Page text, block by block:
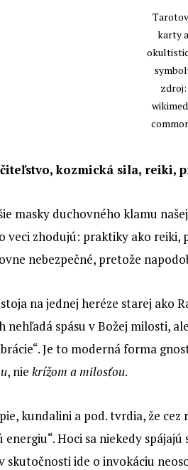
karty a
zdroj:
kozmická sila, reiki,
masky duchovného klamu
veci zhodujú: praktiky ako reiki,
nebezpečné, pretože
na jednej heréze starej ako
spásu v Božej milosti,
Je to moderná forma
, nie krížom a milosťou.
kundalini a pod. tvrdia, že
Hoci sa niekedy spájajú
skutočnosti ide o invokáciu